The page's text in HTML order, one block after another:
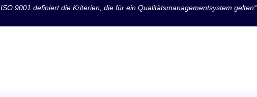
„ISO 9001 definiert die Kriterien, die für ein Qualitätsmanagementsystem gelten“